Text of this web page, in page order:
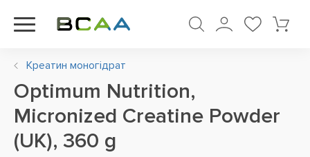
Креатин моногідрат
Optimum Nutrition,
Micronized Creatine Powder
(UK), 360 g